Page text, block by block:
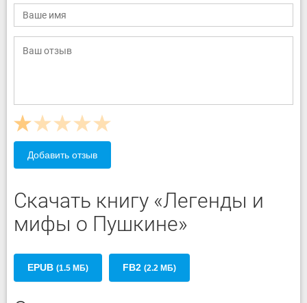
Добавить отзыв
Скачать книгу «Легенды и
мифы о Пушкине»
EPUB (1.5 МБ) FB2 (2.2 МБ)